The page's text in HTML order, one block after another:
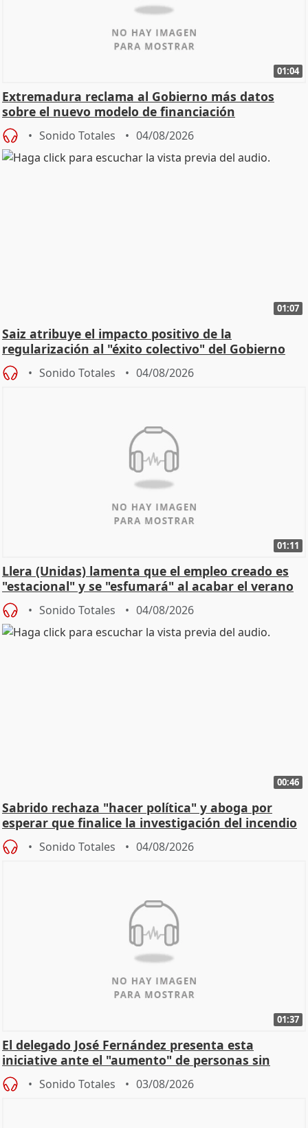
01:04
Extremadura reclama al Gobierno más datos
sobre el nuevo modelo de financiación
Sonido Totales 04/08/2026
01:07
Saiz atribuye el impacto positivo de la
regularización al "éxito colectivo" del Gobierno
Sonido Totales 04/08/2026
01:11
Llera (Unidas) lamenta que el empleo creado es
"estacional" y se "esfumará" al acabar el verano
Sonido Totales 04/08/2026
00:46
Sabrido rechaza "hacer política" y aboga por
esperar que finalice la investigación del incendio
Sonido Totales 04/08/2026
01:37
El delegado José Fernández presenta esta
iniciative ante el "aumento" de personas sin
hogar en Madri
Sonido Totales 03/08/2026